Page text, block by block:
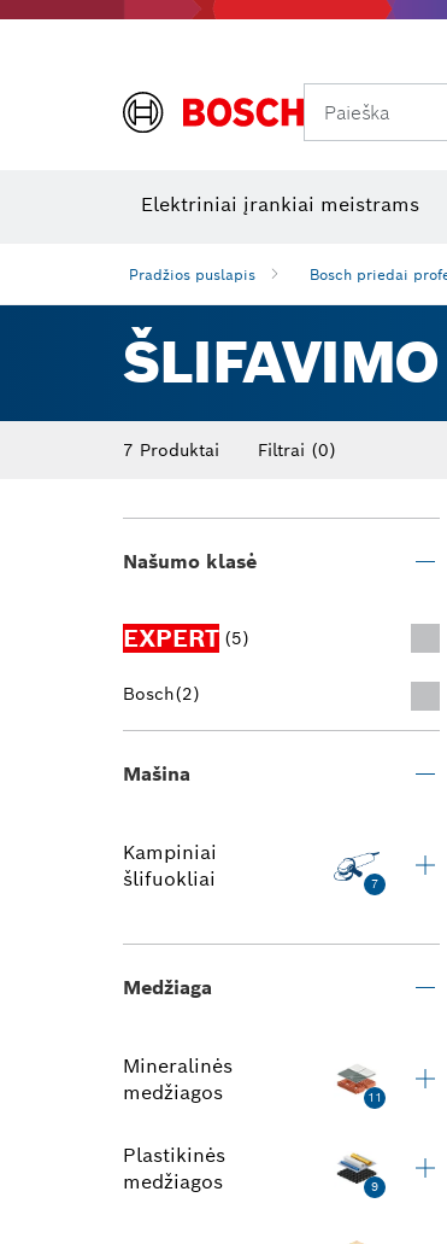
Paieška
Elektriniai įrankiai meistrams
Pradžios puslapis Bosch priedai
7 Produktai Filtrai (0)
Našumo klasė
EXPERT (5)
Bosch(2)
Mašina
Kampiniai
šlifuokliai
7
Medžiaga
Mineralinės
medžiagos
11
Plastikinės
medžiagos
9